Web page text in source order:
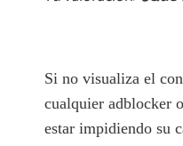
Si no visualiza el
cualquier adblocker
estar impidiendo su